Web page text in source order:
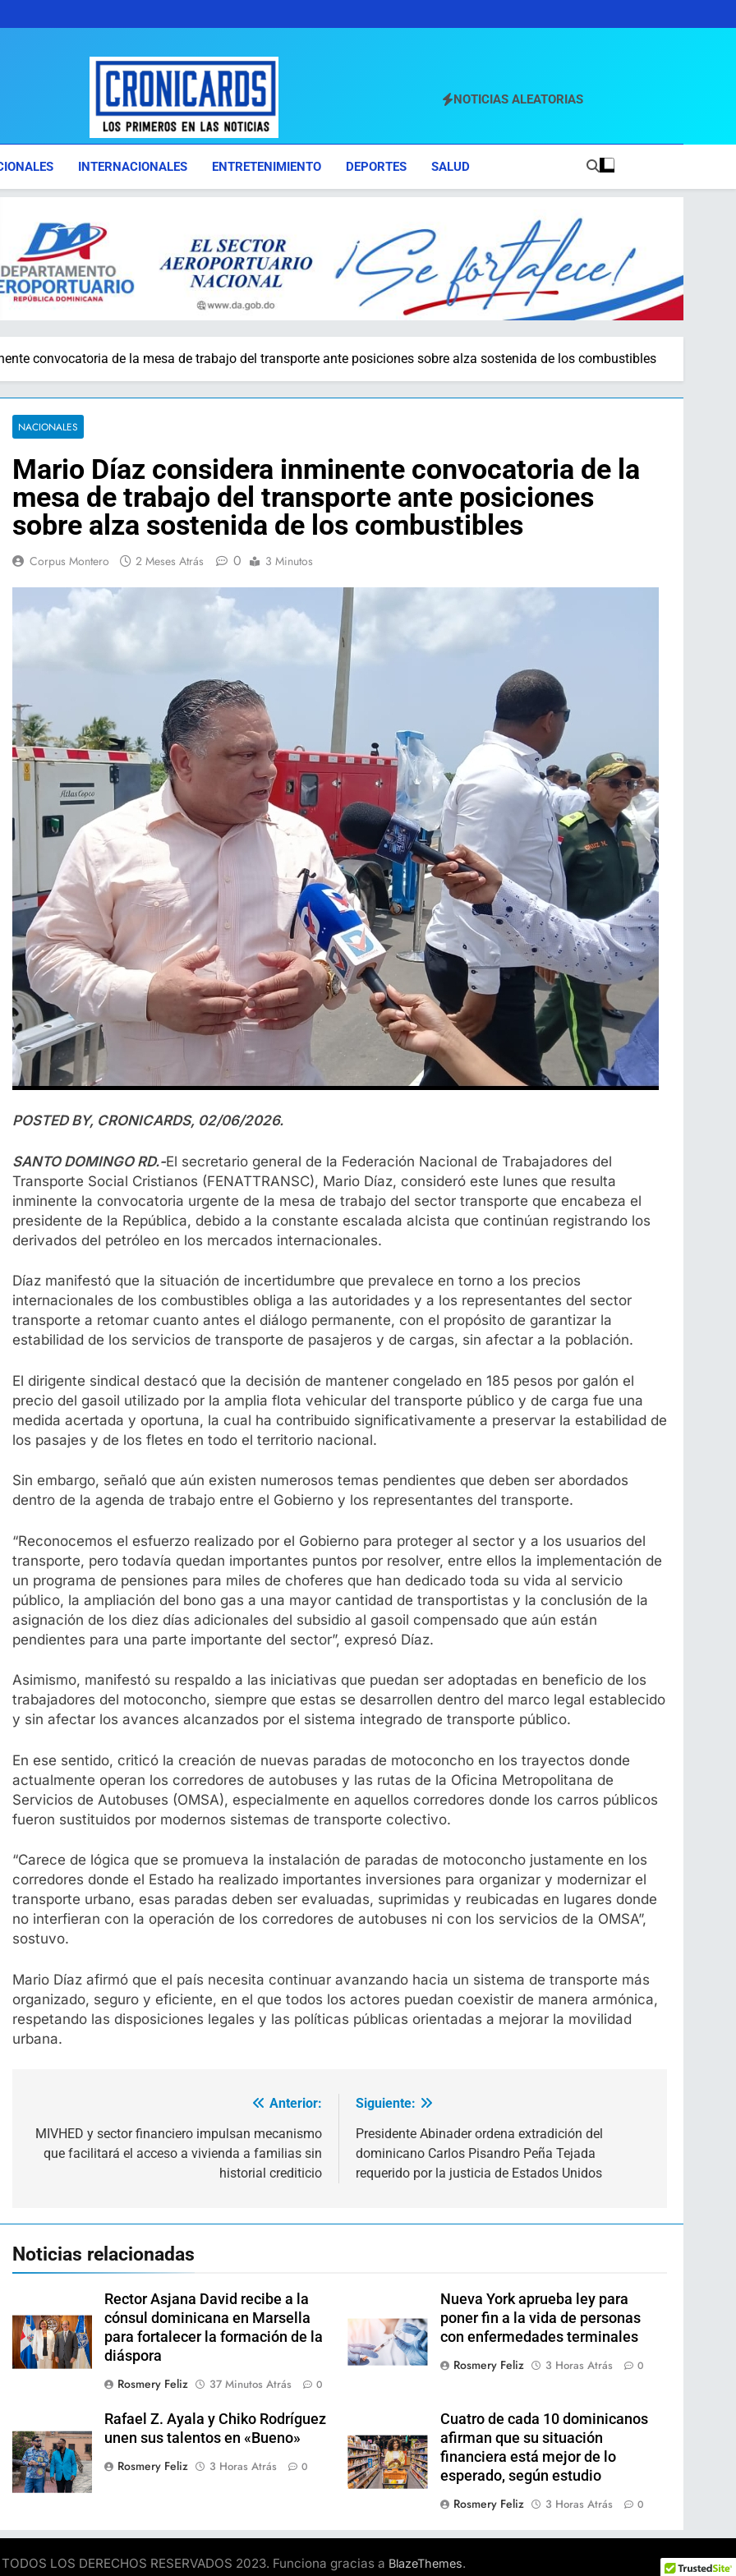
Cronicards
Los Primeros En Las Noticias
NOTICIAS ALEATORIAS
INTERNACIONALES ENTRETENIMIENTO DEPORTES SALUD
convocatoria de la mesa de trabajo del transporte ante posiciones sobre alza sostenida de los combustibles
NACIONALES
Mario Díaz considera inminente convocatoria de la
mesa de trabajo del transporte ante posiciones
sobre alza sostenida de los combustibles
Corpus Montero 2 Meses Atrás 0 3 Minutos
POSTED BY, CRONICARDS, 02/06/2026.
SANTO DOMINGO RD.-El secretario general de la Federación Nacional de Trabajadores del
Transporte Social Cristianos (FENATTRANSC), Mario Díaz, consideró este lunes que resulta
inminente la convocatoria urgente de la mesa de trabajo del sector transporte que encabeza el
presidente de la República, debido a la constante escalada alcista que continúan registrando los
derivados del petróleo en los mercados internacionales.
Díaz manifestó que la situación de incertidumbre que prevalece en torno a los precios
internacionales de los combustibles obliga a las autoridades y a los representantes del sector
transporte a retomar cuanto antes el diálogo permanente, con el propósito de garantizar la
estabilidad de los servicios de transporte de pasajeros y de cargas, sin afectar a la población.
El dirigente sindical destacó que la decisión de mantener congelado en 185 pesos por galón el
precio del gasoil utilizado por la amplia flota vehicular del transporte público y de carga fue una
medida acertada y oportuna, la cual ha contribuido significativamente a preservar la estabilidad de
los pasajes y de los fletes en todo el territorio nacional.
Sin embargo, señaló que aún existen numerosos temas pendientes que deben ser abordados
dentro de la agenda de trabajo entre el Gobierno y los representantes del transporte.
“Reconocemos el esfuerzo realizado por el Gobierno para proteger al sector y a los usuarios del
transporte, pero todavía quedan importantes puntos por resolver, entre ellos la implementación de
un programa de pensiones para miles de choferes que han dedicado toda su vida al servicio
público, la ampliación del bono gas a una mayor cantidad de transportistas y la conclusión de la
asignación de los diez días adicionales del subsidio al gasoil compensado que aún están
pendientes para una parte importante del sector”, expresó Díaz.
Asimismo, manifestó su respaldo a las iniciativas que puedan ser adoptadas en beneficio de los
trabajadores del motoconcho, siempre que estas se desarrollen dentro del marco legal establecido
y sin afectar los avances alcanzados por el sistema integrado de transporte público.
En ese sentido, criticó la creación de nuevas paradas de motoconcho en los trayectos donde
actualmente operan los corredores de autobuses y las rutas de la Oficina Metropolitana de
Servicios de Autobuses (OMSA), especialmente en aquellos corredores donde los carros públicos
fueron sustituidos por modernos sistemas de transporte colectivo.
“Carece de lógica que se promueva la instalación de paradas de motoconcho justamente en los
corredores donde el Estado ha realizado importantes inversiones para organizar y modernizar el
transporte urbano, esas paradas deben ser evaluadas, suprimidas y reubicadas en lugares donde
no interfieran con la operación de los corredores de autobuses ni con los servicios de la OMSA”,
sostuvo.
Mario Díaz afirmó que el país necesita continuar avanzando hacia un sistema de transporte más
organizado, seguro y eficiente, en el que todos los actores puedan coexistir de manera armónica,
respetando las disposiciones legales y las políticas públicas orientadas a mejorar la movilidad
urbana.
de
entradas
Anterior:
MIVHED y sector financiero impulsan mecanismo
que facilitará el acceso a vivienda a familias sin
historial crediticio
Siguiente:
Presidente Abinader ordena extradición del
dominicano Carlos Pisandro Peña Tejada
requerido por la justicia de Estados Unidos
Noticias relacionadas
Rector Asjana David recibe a la
cónsul dominicana en Marsella
para fortalecer la formación de la
diáspora
Rosmery Feliz
37 Minutos Atrás 0
Nueva York aprueba ley para
poner fin a la vida de personas
con enfermedades terminales
Rosmery Feliz
3 Horas Atrás 0
Rafael Z. Ayala y Chiko Rodríguez
unen sus talentos en «Bueno»
Rosmery Feliz
3 Horas Atrás 0
Cuatro de cada 10 dominicanos
afirman que su situación
financiera está mejor de lo
esperado, según estudio
Rosmery Feliz
3 Horas Atrás 0
LOS DERECHOS RESERVADOS 2023. Funciona gracias a BlazeThemes.